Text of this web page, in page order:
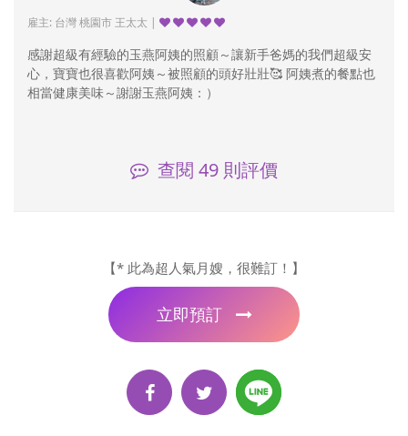
雇主: 台灣 桃園市 王太太 |
感謝超級有經驗的玉燕阿姨的照顧～讓新手爸媽的我們超級安
心，寶寶也很喜歡阿姨～被照顧的頭好壯壯🥰 阿姨煮的餐點也
相當健康美味～謝謝玉燕阿姨：）
查閱 49 則評價
【* 此為超人氣月嫂，很難訂！】
立即預訂